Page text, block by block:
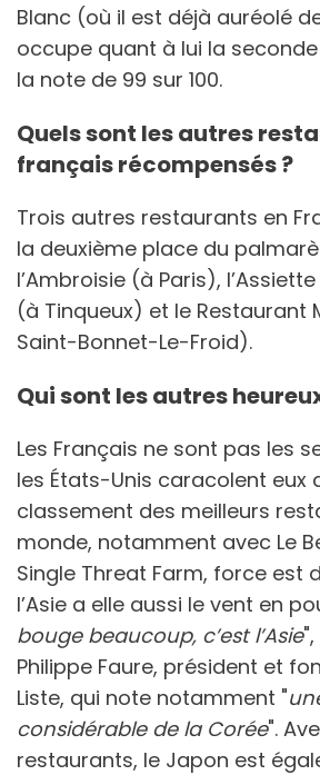
Blanc (où il est déjà auréolé
occupe quant à lui la
la note de 99 sur 100.
Quels sont les autres
français récompensés ?
Trois autres restaurants en
la deuxième place du
l’Ambroisie (à Paris),
(à Tinqueux) et le Restaurant
Saint-Bonnet-Le-Froid).
Qui sont les autres
Les Français ne sont pas les
les États-Unis caracolent eux
classement des meilleurs
monde, notamment avec Le
Single Threat Farm, force est
l’Asie a elle aussi le vent en
bouge beaucoup, c’est l’Asie
Philippe Faure, président et
Liste, qui note notamment "
considérable de la Corée".
restaurants, le Japon est